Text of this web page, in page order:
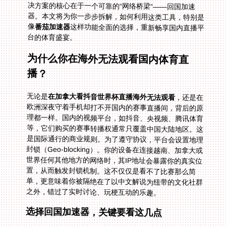
像番茄加速器这样功能全面的选择，重新畅享国内直播平
台的体育盛宴。
为什么你在海外无法观看国内体育直
播？
无论是在加拿大看抖音世界杯直播海外无法观看，还是在
欧洲深夜守着手机却打不开国内的赛事直播间，背后的原
理都一样。国内的视频平台，如抖音、央视频、腾讯体育
等，它们购买的赛事转播权通常只覆盖中国大陆地区。这
是国际通行的商业规则。为了遵守协议，平台会设置地理
封锁（Geo-blocking）。你的设备在连接越南、加拿大或
世界任何其他地方的网络时，其IP地址会暴露你的真实位
置，从而触发封锁机制。这不仅仅是看不了比赛那么简
单，更意味着你被隔绝在了以中文解说为纽带的文化社群
之外，错过了实时讨论、玩梗互动的乐趣。
选择回国加速器，关键要看这几点